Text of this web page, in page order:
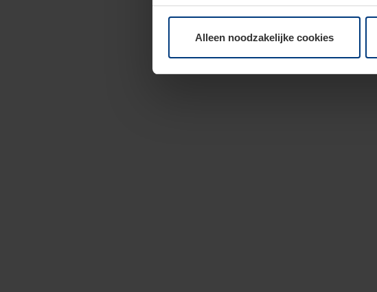
moment bij de uitleg van de cookies op
Alleen noodzakelijke cookies